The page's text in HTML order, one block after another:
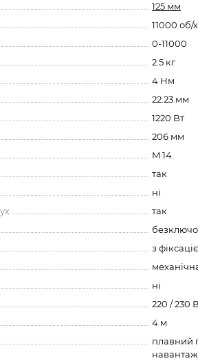
125 мм
11000 об/
0-11000
2.5 кг
4 Нм
22.23 мм
1220 Вт
206 мм
M 14
так
ні
так
з
ні
220 / 230
4 м
плавний